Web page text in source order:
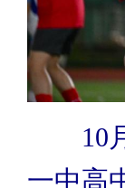
10
一中高